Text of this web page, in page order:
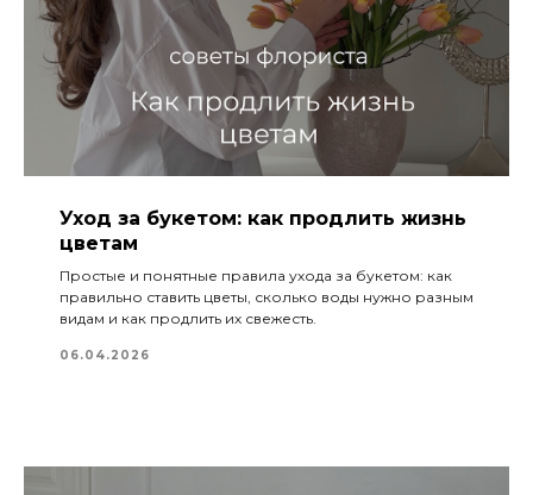
Уход за букетом: как продлить жизнь
цветам
Простые и понятные правила ухода за букетом: как
правильно ставить цветы, сколько воды нужно разным
видам и как продлить их свежесть.
06.04.2026